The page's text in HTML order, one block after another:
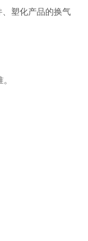
塑化产品的换气